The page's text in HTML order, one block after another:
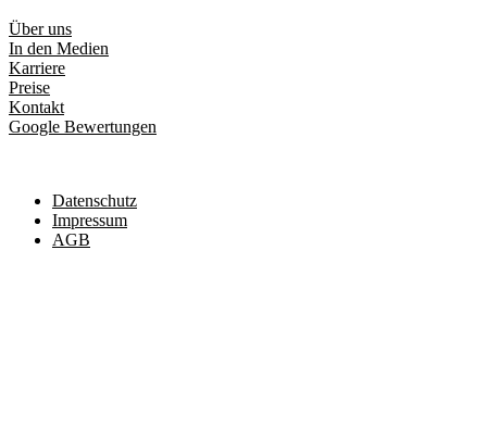
Über uns
In den Medien
Karriere
Preise
Kontakt
Google Bewertungen
Datenschutz
Impressum
AGB